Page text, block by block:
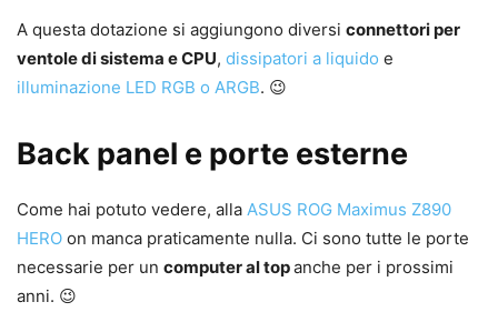
A questa dotazione si aggiungono diversi connettori per
ventole di sistema e CPU, dissipatori a liquido e
illuminazione LED RGB o ARGB. 😉
Back panel e porte esterne
Come hai potuto vedere, alla ASUS ROG Maximus Z890
HERO on manca praticamente nulla. Ci sono tutte le porte
necessarie per un computer al topanche per i prossimi
anni. 😉